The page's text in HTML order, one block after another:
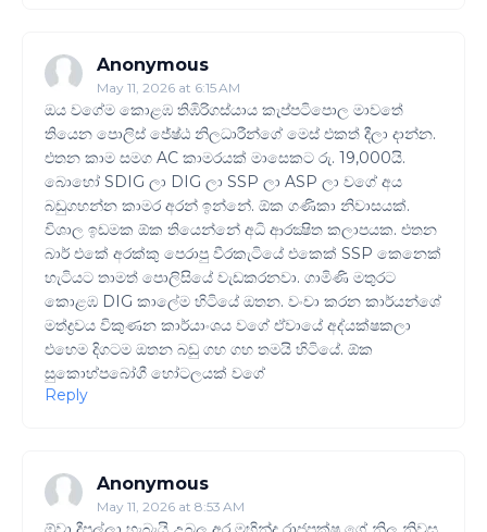
Anonymous
May 11, 2026 at 6:15 AM
ඔය වගේම කොළඹ තිඹිරිගස්යාය කැප්පටිපොල මාවතේ
තියෙන පොලිස් ජේෂ්ඨ නිලධාරීන්ගේ මෙස් එකත් දීලා දාන්න.
එතන කාම සමග AC කාමරයක් මාසෙකට රු. 19,000යි.
බොහෝ SDIG ලා DIG ලා SSP ලා ASP ලා වගේ අය
බඩුගහන්න කාමර අරන් ඉන්නේ. ඕක ගණිකා නිවාසයක්.
විශාල ඉඩමක ඕක තියෙන්නේ අධි ආරක්‍ෂිත කලාපයක. එතන
බාර් එකේ අරක්කු පෙරාපු වීරකැටියේ එකෙක් SSP කෙනෙක්
හැටියට තාමත් පොලිසියේ වැඩකරනවා. ගාමිණි මතුරට
කොළඹ DIG කාලේම හිටියේ ඔතන. වංචා කරන කාර්යන්ශේ
මත්ද්‍රවය විකුණන කාර්යාංශය වගේ ඒවායේ අද්යක්ෂකලා
එහෙම දිගටම ඔතන බඩු ගහ ගහ තමයි හිටියේ. ඕක
සුකොහ්පබෝගී හෝටලයක් වගේ
Reply
Anonymous
May 11, 2026 at 8:53 AM